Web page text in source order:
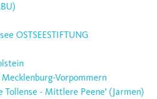
OSTSEESTIFTUNG
Vorpommern
Tollense - Mittlere Peene' (Jarmen)